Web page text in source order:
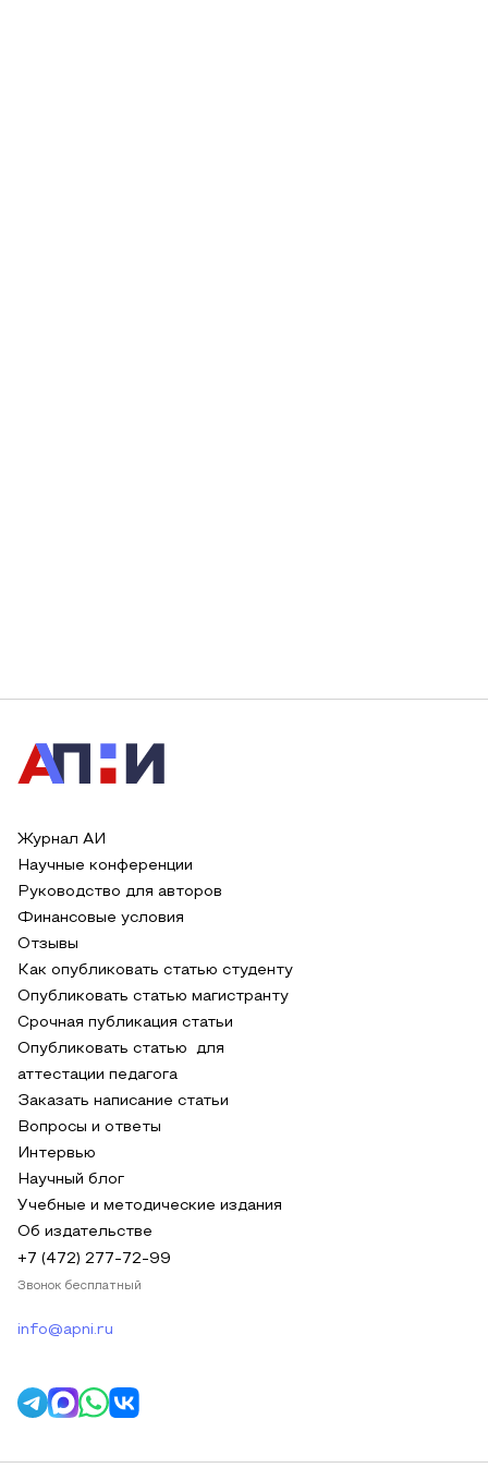
Журнал АИ
Научные конференции
Руководство для авторов
Финансовые условия
Отзывы
Как опубликовать статью студенту
Опубликовать статью магистранту
Срочная публикация статьи
Опубликовать статью для
аттестации педагога
Заказать написание статьи
Вопросы и ответы
Интервью
Научный блог
Учебные и методические издания
Об издательстве
+7 (472) 277-72-99
Звонок бесплатный
info@apni.ru